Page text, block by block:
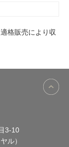
格販売により収
3-10
ル）